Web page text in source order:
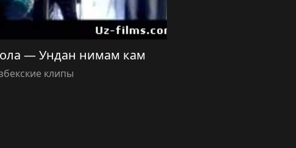
— Ундан нимам кам
клипы